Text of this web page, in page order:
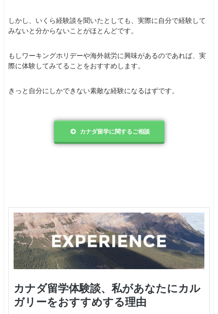
しかし、いくら経験談を聞いたとしても、実際に自分で経験して
みないと分からないことがほとんどです。
もしワーキングホリデーや海外就労に興味があるのであれば、実
際に体験してみてることをおすすめします。
きっと自分にしかできない素敵な経験になるはずです。
カナダ留学に関するご相談